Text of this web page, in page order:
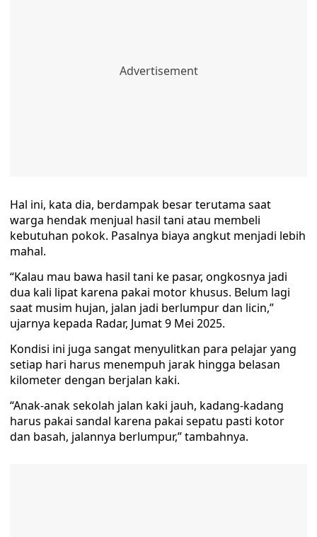
Hal ini, kata dia, berdampak besar terutama saat
warga hendak menjual hasil tani atau membeli
kebutuhan pokok. Pasalnya biaya angkut menjadi lebih
mahal.
“Kalau mau bawa hasil tani ke pasar, ongkosnya jadi
dua kali lipat karena pakai motor khusus. Belum lagi
saat musim hujan, jalan jadi berlumpur dan licin,”
ujarnya kepada Radar, Jumat 9 Mei 2025.
Kondisi ini juga sangat menyulitkan para pelajar yang
setiap hari harus menempuh jarak hingga belasan
kilometer dengan berjalan kaki.
“Anak-anak sekolah jalan kaki jauh, kadang-kadang
harus pakai sandal karena pakai sepatu pasti kotor
dan basah, jalannya berlumpur,” tambahnya.